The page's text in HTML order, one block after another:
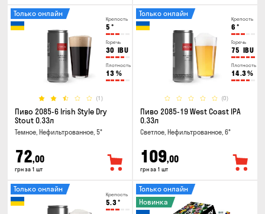
Крепость
5 °
Горечь
30 IBU
Плотность
13 %
(1)
Только онлайн
Пиво 2085-6 Irish Style Dry
Stout 0.33л
Темное, Нефильтрованное, 5°
72,00
грн за 1 шт
Крепость
6 °
Горечь
75 IBU
Плотность
14.3%
(0)
Только онлайн
Пиво 2085-19 West Coast IPA
0.33л
Светлое, Нефильтрованное, 6°
109,00
грн за 1 шт
Крепость
5.3°
Только онлайн
Только онлайн
Новинка